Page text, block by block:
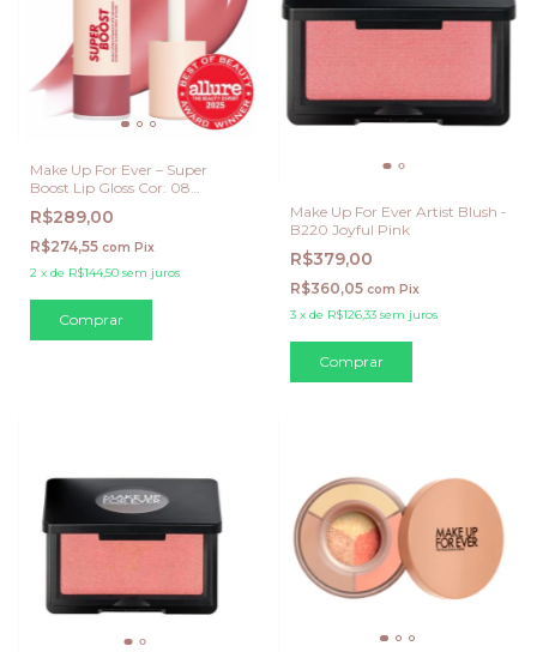
Make Up For Ever – Super
Boost Lip Gloss Cor: 08
Boundless Berry
R$289,00
R$274,55 com Pix
2 x de R$144,50 sem juros
Make Up For Ever Artist Blush -
B220 Joyful Pink
R$379,00
R$360,05 com Pix
3 x de R$126,33 sem juros